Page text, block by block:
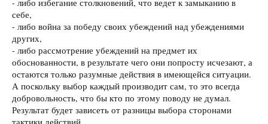
- либо избегание столкновений, что ведет к замыканию в
себе,
- либо война за победу своих убеждений над убеждениями
других,
- либо рассмотрение убеждений на предмет их
обоснованности, в результате чего они попросту исчезают, а
остаются только разумные действия в имеющейся ситуации.
А поскольку выбор каждый производит сам, то это всегда
добровольность, что бы кто по этому поводу не думал.
Результат будет зависеть от разницы выбора сторонами
тактики действий.